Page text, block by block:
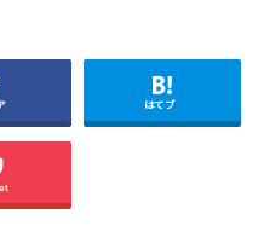
はてブ